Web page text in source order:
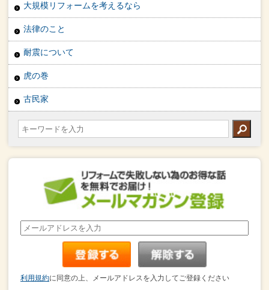
大規模リフォームを考えるなら
法律のこと
耐震について
虎の巻
古民家
利用規約に同意の上、メールアドレスを入力してご登録ください